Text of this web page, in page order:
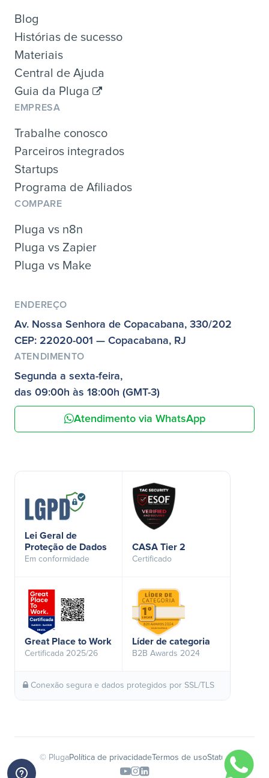
Blog
Histórias de sucesso
Materiais
Central de Ajuda
Guia da Pluga
EMPRESA
Trabalhe conosco
Parceiros integrados
Startups
Programa de Afiliados
COMPARE
Pluga vs n8n
Pluga vs Zapier
Pluga vs Make
ENDEREÇO
Av. Nossa Senhora de Copacabana, 330/202
CEP: 22020-001 — Copacabana, RJ
ATENDIMENTO
Segunda a sexta-feira,
das 09:00h às 18:00h (GMT-3)
Atendimento via WhatsApp
Lei Geral de
Proteção de Dados
Em conformidade
CASA Tier 2
Certificado
Great Place to Work
Certificada 2025/26
Líder de categoria
B2B Awards 2024
Conexão segura e dados protegidos por SSL/TLS
© PlugaPolítica de privacidadeTermos de usoStatus